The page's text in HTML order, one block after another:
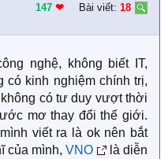
147 ❤︎ Bài viết: 18
nghệ, không biết IT,
có kinh nghiệm chính trị,
có tư duy vượt thời
mơ thay đổi thế giới.
viết ra là ok nên bắt
của mình, VNO
là diễn